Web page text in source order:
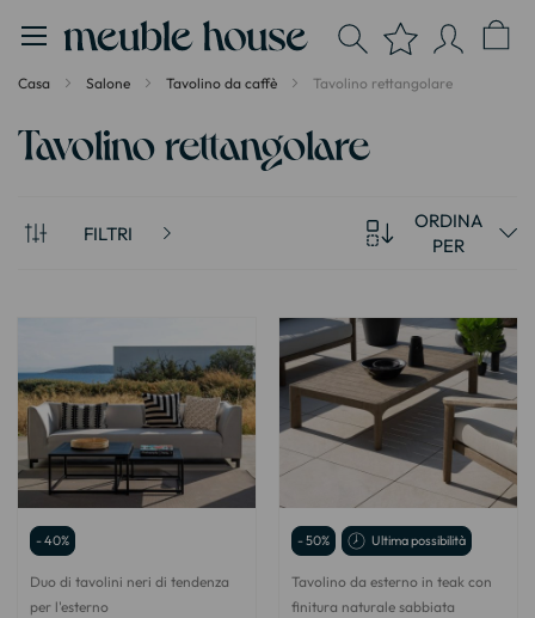
Casa Salone Tavolino da caffè Tavolino rettangolare
Tavolino rettangolare
FILTRI
ORDINA
PER
- 40%
Duo di tavolini neri di tendenza
per l'esterno
- 50% Ultima possibilità
Tavolino da esterno in teak con
finitura naturale sabbiata